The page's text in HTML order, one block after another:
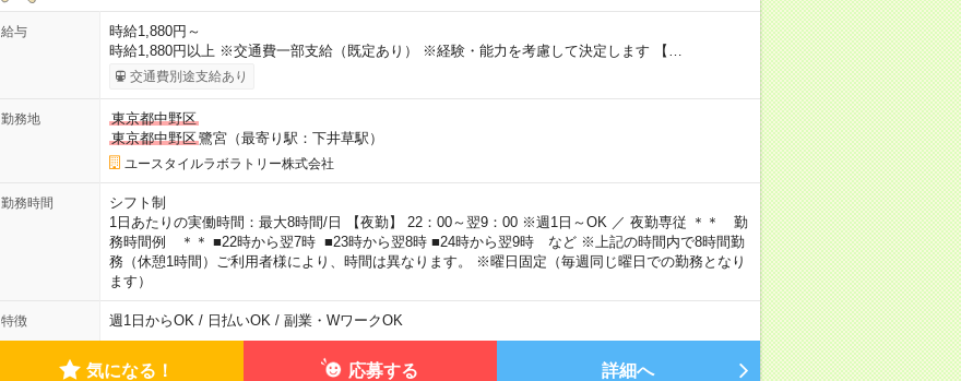
給与
時給1,880円～
時給1,880円以上 ※交通費一部支給（既定あり） ※経験・能力を考慮して決定します 【…
交通費別途支給あり
勤務地
東京都中野区
東京都中野区鷺宮（最寄り駅：下井草駅）
ユースタイルラボラトリー株式会社
勤務時間
シフト制
1日あたりの実働時間：最大8時間/日 【夜勤】 22：00～翌9：00 ※週1日～OK ／ 夜勤専従 ＊＊ 勤
務時間例 ＊＊ ■22時から翌7時 ■23時から翌8時 ■24時から翌9時 など ※上記の時間内で8時間勤
務（休憩1時間）ご利用者様により、時間は異なります。 ※曜日固定（毎週同じ曜日での勤務となり
ます）
特徴 週1日からOK / 日払いOK / 副業・WワークOK
気になる！ 応募する 詳細へ